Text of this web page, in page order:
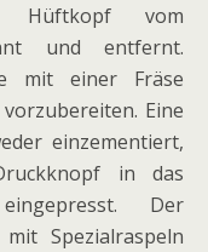
Hüftkopf vom
und entfernt.
mit einer Fräse
Eine
einzementiert,
in das
Der
Spezialraspeln